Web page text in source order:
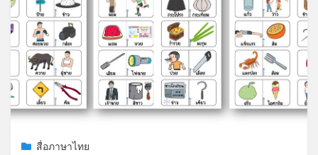
Postedสิงหาคม 5, 2023
สื่อภาษาไทย
*